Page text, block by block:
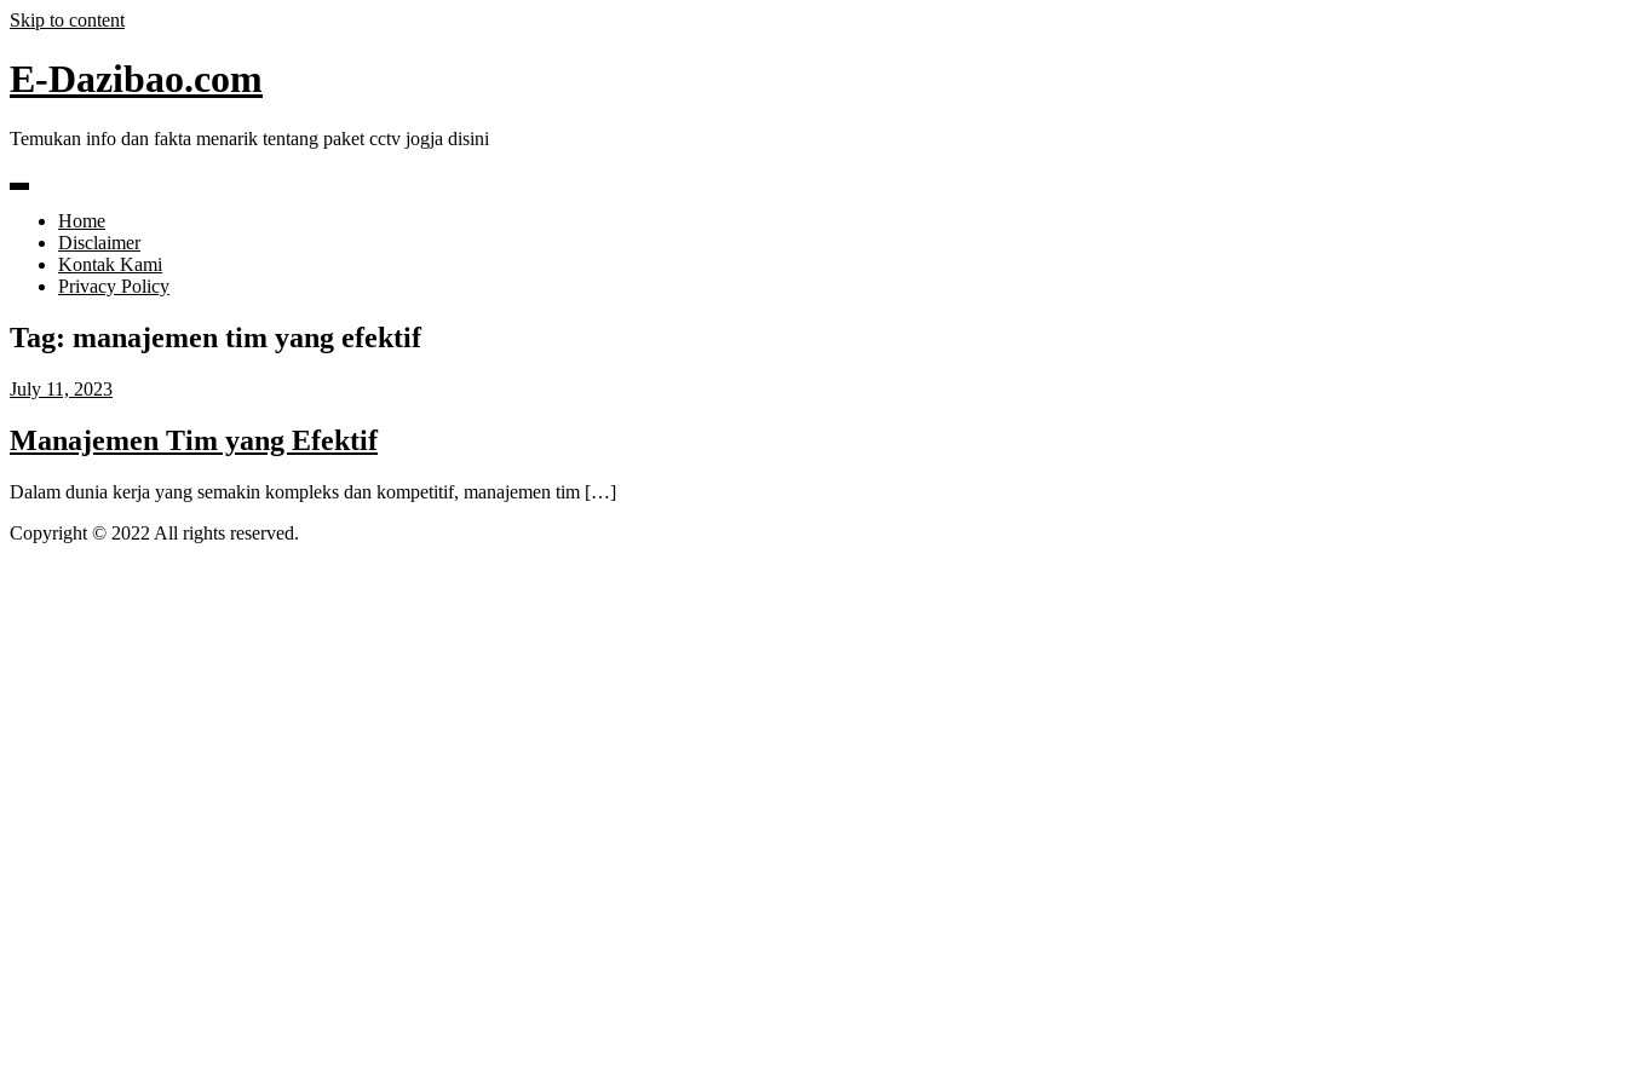
Skip to content
E-Dazibao.com
Temukan info dan fakta menarik tentang paket cctv jogja disini
Home
Disclaimer
Kontak Kami
Privacy Policy
Tag: manajemen tim yang efektif
July 11, 2023
Manajemen Tim yang Efektif
Dalam dunia kerja yang semakin kompleks dan kompetitif, manajemen tim […]
Copyright © 2022 All rights reserved.